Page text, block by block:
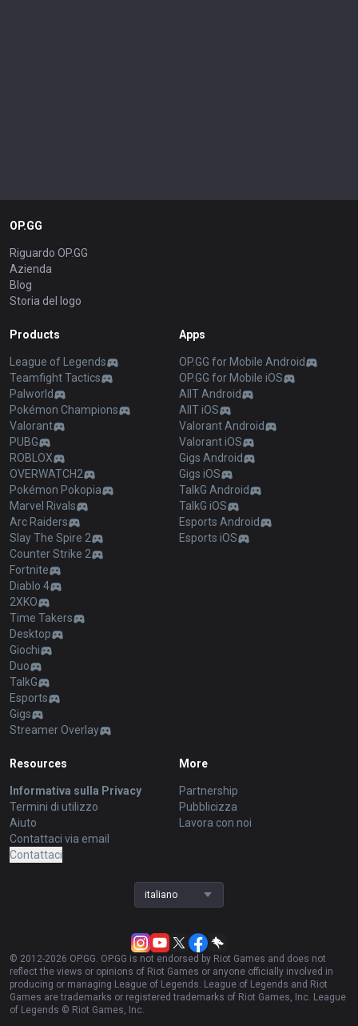
OP.GG
Riguardo OP.GG
Azienda
Blog
Storia del logo
Products
League of Legends
Teamfight Tactics
Palworld
Pokémon Champions
Valorant
PUBG
ROBLOX
OVERWATCH2
Pokémon Pokopia
Marvel Rivals
Arc Raiders
Slay The Spire 2
Counter Strike 2
Fortnite
Diablo 4
2XKO
Time Takers
Desktop
Giochi
Duo
TalkG
Esports
Gigs
Streamer Overlay
Apps
OP.GG for Mobile Android
OP.GG for Mobile iOS
AllT Android
AllT iOS
Valorant Android
Valorant iOS
Gigs Android
Gigs iOS
TalkG Android
TalkG iOS
Esports Android
Esports iOS
Resources
Informativa sulla Privacy
Termini di utilizzo
Aiuto
Contattaci via email
Contattaci
More
Partnership
Pubblicizza
Lavora con noi
italiano
© 2012-2026 OP.GG. OP.GG is not endorsed by Riot Games and does not
reflect the views or opinions of Riot Games or anyone officially involved in
producing or managing League of Legends. League of Legends and Riot
Games are trademarks or registered trademarks of Riot Games, Inc. League
of Legends © Riot Games, Inc.